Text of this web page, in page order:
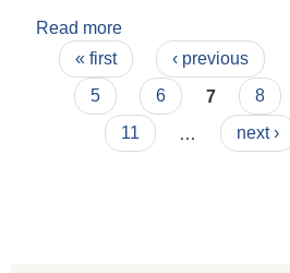
Read more
Pages
« first ‹ previous
5
6 7 8
11
next ›